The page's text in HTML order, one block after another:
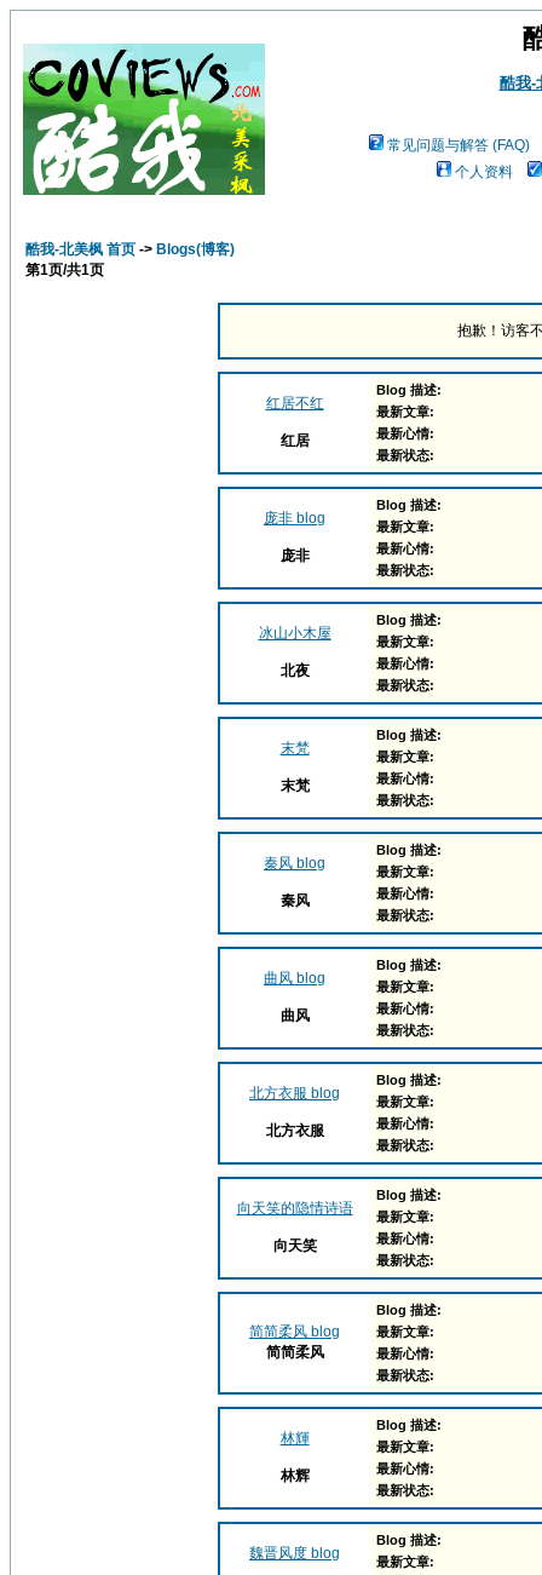
酷我-
常见问题与解答 (FAQ)
个人资料
酷我-北美枫 首页 -> Blogs(博客)
第1页/共1页
抱歉！访客
红居不红
红居
Blog 描述:
最新文章:
最新心情:
最新状态:
庞非 blog
庞非
Blog 描述:
最新文章:
最新心情:
最新状态:
冰山小木屋
北夜
Blog 描述:
最新文章:
最新心情:
最新状态:
末梵
末梵
Blog 描述:
最新文章:
最新心情:
最新状态:
秦风 blog
秦风
Blog 描述:
最新文章:
最新心情:
最新状态:
曲风 blog
曲风
Blog 描述:
最新文章:
最新心情:
最新状态:
北方衣服 blog
北方衣服
Blog 描述:
最新文章:
最新心情:
最新状态:
向天笑的隐情诗语
向天笑
Blog 描述:
最新文章:
最新心情:
最新状态:
简简柔风 blog
简简柔风
Blog 描述:
最新文章:
最新心情:
最新状态:
林輝
林辉
Blog 描述:
最新文章:
最新心情:
最新状态:
魏晋风度 blog
Blog 描述:
最新文章: